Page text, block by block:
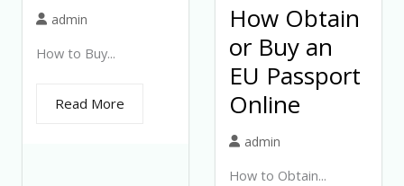
admin
How to Buy...
Read More
How Obtain
or Buy an
EU Passport
Online
admin
How to Obtain...